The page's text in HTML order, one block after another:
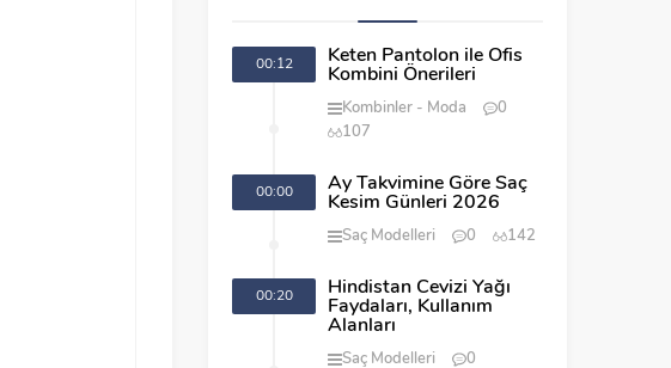
00:12
Keten Pantolon ile Ofis
Kombini Önerileri
Kombinler Moda
0
107
00:00
Ay Takvimine Göre Saç
Kesim Günleri 2026
Saç Modelleri 0 142
00:20
Hindistan Cevizi Yağı
Faydaları, Kullanım
Alanları
Saç Modelleri
0